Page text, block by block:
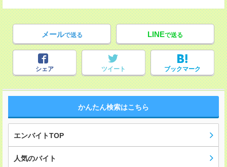
メールで送る LINEで送る
シェア ツイート ブックマーク
かんたん検索はこちら
エンバイトTOP
人気のバイト